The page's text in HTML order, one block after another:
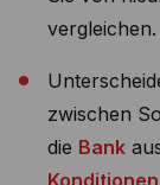
vergleichen.
zwischen
die Bank
Konditionen